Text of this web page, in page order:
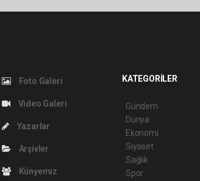
Foto Galeri
Video Galeri
Yazarlar
Arşivler
Künyemiz
KATEGORİLER
Gündem
Dünya
Ekonomi
Siyaset
Sağlık
Spor